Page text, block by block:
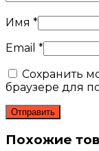
Имя *
Email *
Сохранить
браузере для
Похожие